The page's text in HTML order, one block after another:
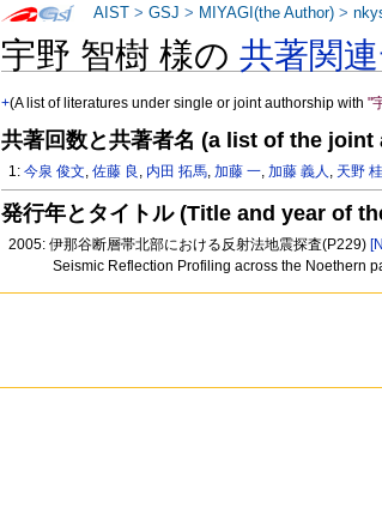
宇野 智樹 様の共著関
+(A list of literatures under single or joint authorship with"
共著回数と共著者名 (a list of the joint
1:今泉 俊文,佐藤 良 , 内田 拓馬,加藤 一,加藤 義人 , 天野
発行年とタイトル (Title and year of
2005: 伊那谷断層帯北部における反射法地震探査(P229)
Seismic Reflection Profiling across the Noethern
AIST >GSJ > MIYAGI(the Author) >